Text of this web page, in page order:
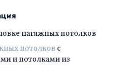
натяжных потолков
потолков с
и потолками из